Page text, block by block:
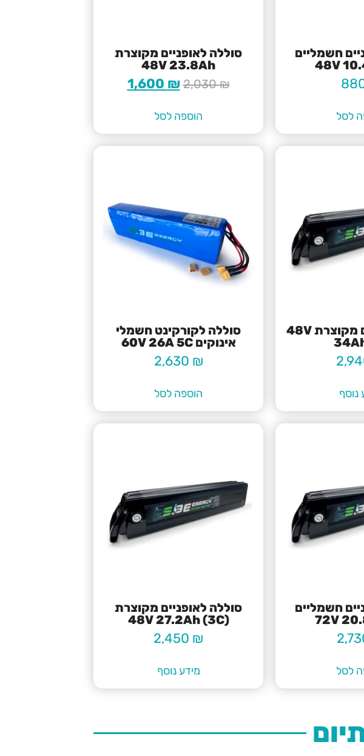
חשמליים
48V
לסל
סוללה לאופניים מקוצרת
48V 23.8Ah
2,030₪
1,600 ₪
הוספה לסל
סוללה אופניים מקוצרת 48V
נוסף
סוללה לקורקינט חשמלי
אינוקים 60V 26A 5C
2,630 ₪
הוספה לסל
חשמליים
72V
לסל
סוללה לאופניים מקוצרת
48V 27.2Ah (3C)
2,450 ₪
מידע נוסף